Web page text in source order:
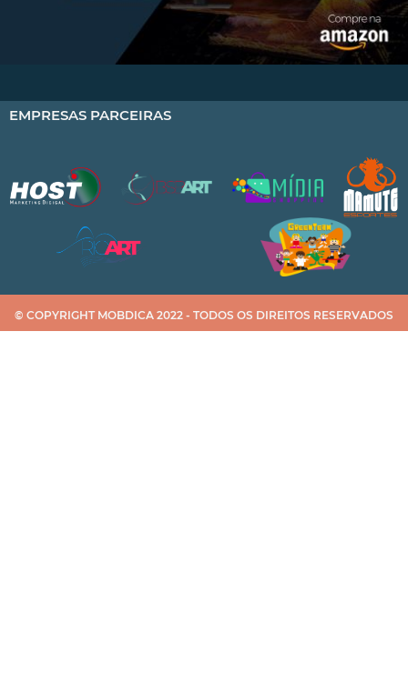
EMPRESAS PARCEIRAS
© COPYRIGHT MOBDICA 2022 - TODOS OS DIREITOS RESERVADOS